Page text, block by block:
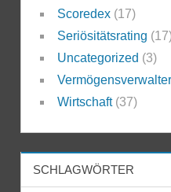
Scoredex(17)
Seriösitätsrating
Uncategorized (3)
Vermögensverwalter
Wirtschaft(37)
SCHLAGWÖRTER